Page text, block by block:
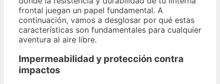
frontal juegan un papel fundamental. A
continuación, vamos a desglosar por qué estas
características son fundamentales para cualquier
aventura al aire libre.
Impermeabilidad y protección contra
impactos